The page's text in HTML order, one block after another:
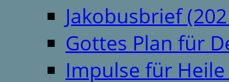
Jakobusbrief
Gottes Plan für
Impulse für